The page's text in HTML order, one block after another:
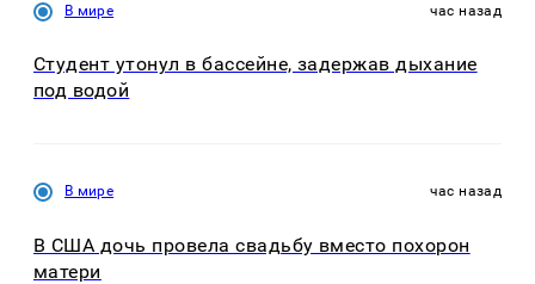
В мире час назад
Студент утонул в бассейне, задержав дыхание
под водой
В мире час назад
В США дочь провела свадьбу вместо похорон
матери